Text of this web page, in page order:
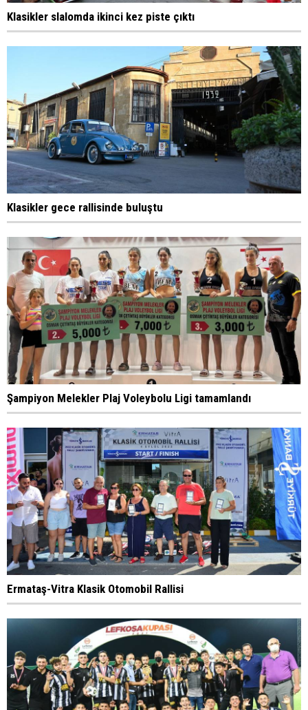
Klasikler slalomda ikinci kez piste çıktı
Klasikler gece rallisinde buluştu
Şampiyon Melekler Plaj Voleybolu Ligi tamamlandı
Ermataş-Vitra Klasik Otomobil Rallisi